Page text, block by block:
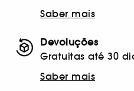
Saber mais
Devoluções
Gratuitas até 30
Saber mais